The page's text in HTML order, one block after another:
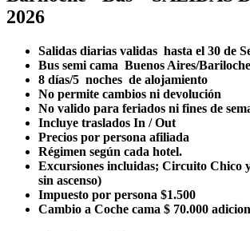
2026
Salidas diarias validas hasta el 30 de
Bus semi cama Buenos Aires/
8 días/5 noches de alojamiento
No permite cambios ni devolución
No valido para feriados ni fines de
Incluye traslados In / Out
Precios por persona afiliada
Régimen según cada hotel.
Excursiones incluidas; Circuito Chico
sin ascenso)
Impuesto por persona $1.500
Cambio a Coche cama $ 70.000